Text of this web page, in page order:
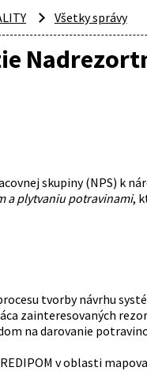
Všetky správy
skupiny (NPS) k
a plytvaniu potravinami,
tvorby návrhu
zainteresovaných
na darovanie
v oblasti